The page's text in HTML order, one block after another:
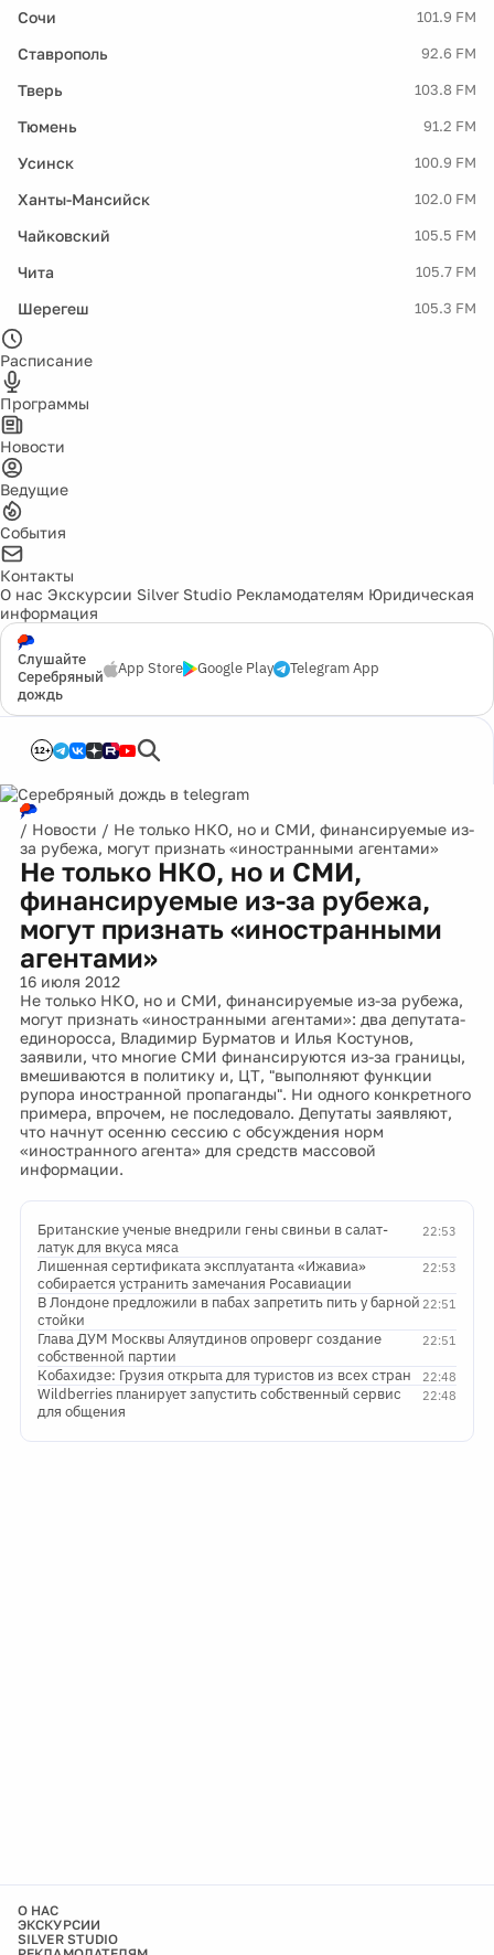
Сочи 101.9 FM
Ставрополь 92.6 FM
Тверь 103.8 FM
Тюмень 91.2 FM
Усинск 100.9 FM
Ханты-Мансийск 102.0 FM
Чайковский 105.5 FM
Чита 105.7 FM
Шерегеш 105.3 FM
Расписание
Программы
Новости
Ведущие
События
Контакты
О нас Экскурсии Silver Studio Рекламодателям Юридическая
информация
Слушайте
Серебряный
дождь
App Store Google Play Telegram App
12+
/ Новости / Не только НКО, но и СМИ, финансируемые из-
за рубежа, могут признать «иностранными агентами»
Не только НКО, но и СМИ,
финансируемые из-за рубежа,
могут признать «иностранными
агентами»
16 июля 2012
Не только НКО, но и СМИ, финансируемые из-за рубежа,
могут признать «иностранными агентами»: два депутата-
единоросса, Владимир Бурматов и Илья Костунов,
заявили, что многие СМИ финансируются из-за границы,
вмешиваются в политику и, ЦТ, "выполняют функции
рупора иностранной пропаганды". Ни одного конкретного
примера, впрочем, не последовало. Депутаты заявляют,
что начнут осенню сессию с обсуждения норм
«иностранного агента» для средств массовой
информации.
22:53
Британские ученые внедрили гены свиньи в салат-
латук для вкуса мяса
22:53
Лишенная сертификата эксплуатанта «Ижавиа»
собирается устранить замечания Росавиации
22:51
В Лондоне предложили в пабах запретить пить у барной
стойки
22:51
Глава ДУМ Москвы Аляутдинов опроверг создание
собственной партии
22:48
Кобахидзе: Грузия открыта для туристов из всех стран
22:48
Wildberries планирует запустить собственный сервис
для общения
О НАС
ЭКСКУРСИИ
SILVER STUDIO